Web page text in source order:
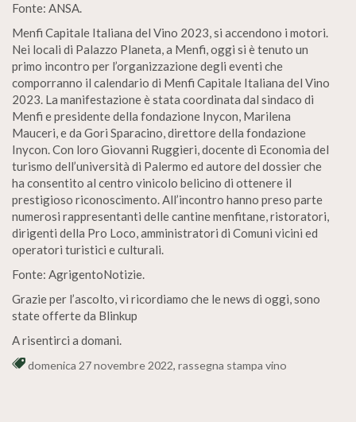
Fonte: ANSA.
Menfi Capitale Italiana del Vino 2023, si accendono i motori.
Nei locali di Palazzo Planeta, a Menfi, oggi si è tenuto un
primo incontro per l’organizzazione degli eventi che
comporranno il calendario di Menfi Capitale Italiana del Vino
2023. La manifestazione è stata coordinata dal sindaco di
Menfi e presidente della fondazione Inycon, Marilena
Mauceri, e da Gori Sparacino, direttore della fondazione
Inycon. Con loro Giovanni Ruggieri, docente di Economia del
turismo dell’università di Palermo ed autore del dossier che
ha consentito al centro vinicolo belicino di ottenere il
prestigioso riconoscimento. All’incontro hanno preso parte
numerosi rappresentanti delle cantine menfitane, ristoratori,
dirigenti della Pro Loco, amministratori di Comuni vicini ed
operatori turistici e culturali.
Fonte: AgrigentoNotizie.
Grazie per l’ascolto, vi ricordiamo che le news di oggi, sono
state offerte da Blinkup
A risentirci a domani.
domenica 27 novembre 2022, rassegna stampa vino